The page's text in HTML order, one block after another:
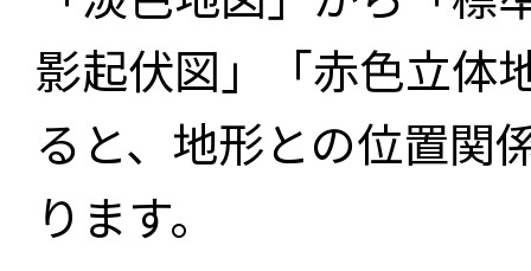
影起伏図」「赤色立体
ると、地形との位置関
ります。